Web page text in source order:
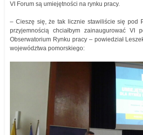
VI Forum są umiejętności na rynku pracy.
– Cieszę się, że tak licznie stawiliście się pod
przyjemnością chciałbym zainaugurować VI
Obserwatorium Rynku pracy – powiedział
województwa pomorskiego: